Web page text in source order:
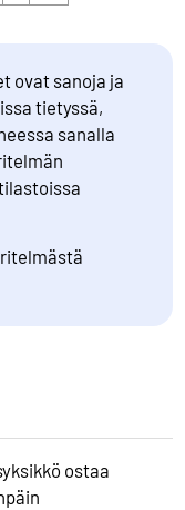
ovat sanoja ja
tietyssä,
sanalla
ostaa